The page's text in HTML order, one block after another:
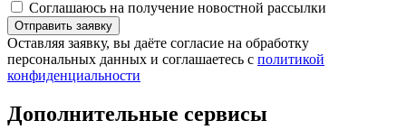
Соглашаюсь на получение новостной рассылки
Оставляя заявку, вы даёте согласие на обработку
персональных данных и соглашаетесь с политикой
конфиденциальности
Дополнительные сервисы